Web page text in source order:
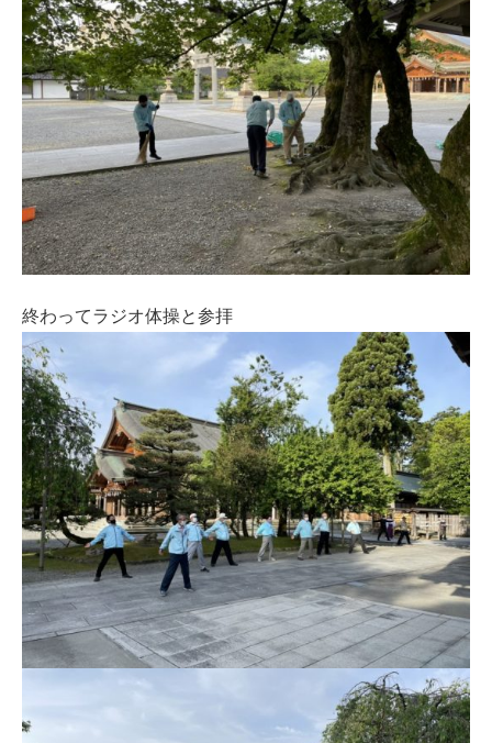
終わってラジオ体操と参拝